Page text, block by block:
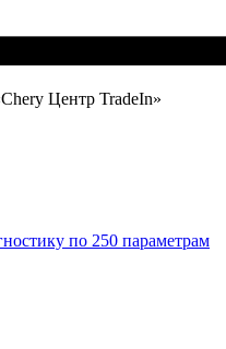
Центр TradeIn»
по 250 параметрам